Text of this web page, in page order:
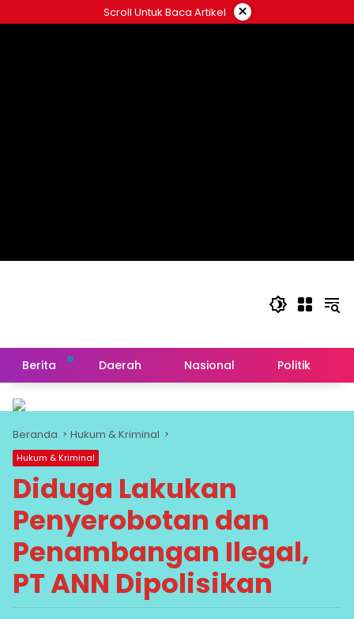
ke
Scroll Untuk Baca Artikel ×
Berita Daerah Nasional Politik
Beranda Hukum & Kriminal
Hukum & Kriminal
Diduga Lakukan
Penyerobotan dan
Penambangan Ilegal,
PT ANN Dipolisikan